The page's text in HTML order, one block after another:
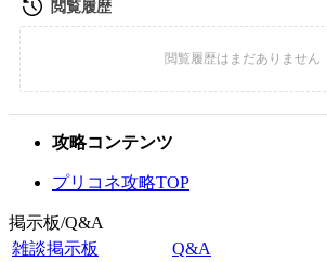
攻略コンテンツ
プリコネ攻略TOP
掲示板/Q&A
雑談掲示板
Q&A